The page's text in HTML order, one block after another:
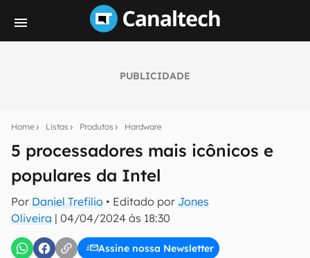
PUBLICIDADE
Home Listas Produtos Hardware
5 processadores mais icônicos e
populares da Intel
Por Daniel Trefilio • Editado por Jones
Oliveira | 04/04/2024 às 18:30
Assine nossa Newsletter
notícias e reviews sobre tecnologia em primeira
E-mail